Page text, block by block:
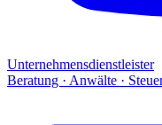
Unternehmensdienstleister
Beratung · Anwälte ·